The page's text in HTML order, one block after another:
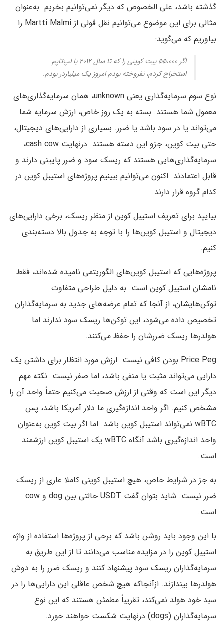
گذشته باشد، علی‌ الخصوص که دیگر نمی‌توانیم بخریم. به‌عنوان
مثالی برای این موضوع می‌توانیم نقل قولی از Martti Malmi را
بیاوریم که می‌گوید:
اگر ۵۵،۰۰۰ بیت کوینی را که تا سال ۲۰۱۲ با لپ‌تاپم
استخراج کردم، نفروخته بودم امروز یک میلیاردر بودم.
نوع سوم سرمایه‌گذاری یعنی unknown، همان سرمایه‌گذاری‌های
معمول شما هستند. بسته به یک روز خاص، ارزش سرمایه شما
می‌تواند یا در سود باشد یا ضرر. بسیاری از دارایی‌های دیجیتال،
حتی بیت کوین، جزو این دسته هستند. درنهایت cash cow،
سرمایه‌گذاری‌هایی هستند که ریسک سود و ضرر پایینی دارند و
قابل ‌اعتمادند. اکنون می‌توانیم ببینیم پروژه‌های استیبل ‌کوین در
کدام گروه قرار دارند.
بیایید برای تعریف استیبل ‌کوین از منظر ریسک، برخی دارایی‌های
دیجیتال و استیبل ‌کوین‌ها را با توجه به جدول بالا دسته‌بندی
کنیم.
پروژه‌هایی که استیبل ‌کوین‌های الگوریتمی نامیده شده‌اند، فقط
نامشان استیبل ‌کوین است. به دلیل طراحی‌‌‌ متفاوت
توکن‌هایشان، از آنجا که تمام عرضه‌های جدید به سرمایه‌گذاران
تخصیص داده می‌شود، این توکن‌ها ریسک سود ندارند اما
هولدرها ریسک ضررشان را حفظ می‌کنند.
Price Peg بودن کافی نیست. ارزش مورد انتظار برای داشتن یک
دارایی می‌تواند مثبت یا منفی باشد، اما صفر نیست. نکته مهم
دیگر این است که وقتی از ارزش صحبت می‌کنیم حتماً واحد آن‌ را
مشخص کنیم. اگر واحد اندازه‌گیری ما دلار آمریکا باشد، پس
wBTC نمی‌تواند استیبل ‌کوین باشد. اما اگر بیت کوین به‌عنوان
واحد اندازه‌گیری باشد آنگاه wBTC یک استیبل ‌کوین ارزشمند
است.
به ‌جز در شرایط خاص، هیچ استیبل ‌کوینی کاملا عاری از ریسک
ضرر نیست. شاید بتوان گفت USDT حالتی بین dog و cow
است.
با این ‌وجود باید روشن باشد که برخی از پروژه‌ها استفاده از واژه
استیبل ‌کوین را در مزایده مناسب می‌دانند تا از این طریق به
سرمایه‌گذاران ریسک سود پیشنهاد کنند و ریسک ضرر را به دوش
هولدرها بیندازند. ازآنجاکه هیچ شخص عاقلی این دارایی‌ها را در
سبد خود هولد نمی‌کند، تقریباً مطمئن هستند که این نوع
سرمایه‌گذاران (dogs) درنهایت شکست خواهند خورد.